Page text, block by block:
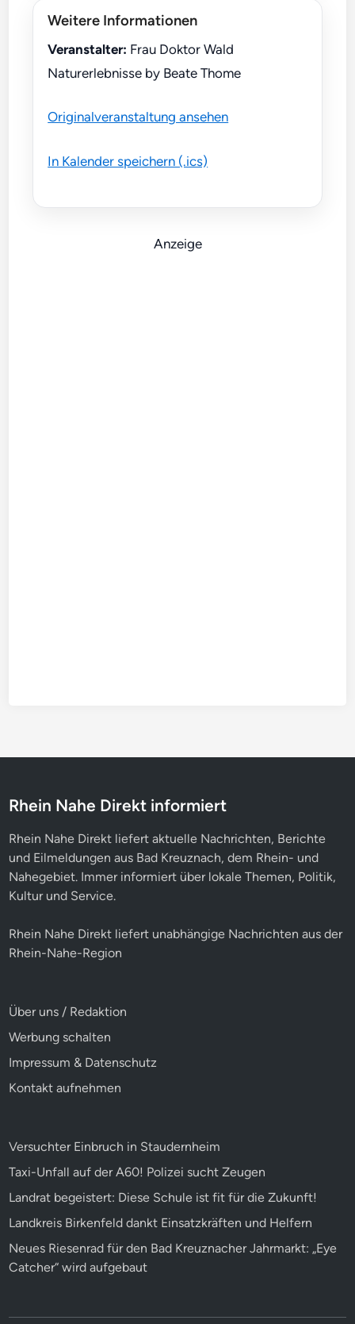
Weitere Informationen
Veranstalter: Frau Doktor Wald
Naturerlebnisse by Beate Thome
Originalveranstaltung ansehen
In Kalender speichern (.ics)
Anzeige
Rhein Nahe Direkt informiert
Rhein Nahe Direkt liefert aktuelle Nachrichten, Berichte
und Eilmeldungen aus Bad Kreuznach, dem Rhein- und
Nahegebiet. Immer informiert über lokale Themen, Politik,
Kultur und Service.
Rhein Nahe Direkt liefert unabhängige Nachrichten aus der
Rhein-Nahe-Region
Über uns / Redaktion
Werbung schalten
Impressum & Datenschutz
Kontakt aufnehmen
Versuchter Einbruch in Staudernheim
Taxi-Unfall auf der A60! Polizei sucht Zeugen
Landrat begeistert: Diese Schule ist fit für die Zukunft!
Landkreis Birkenfeld dankt Einsatzkräften und Helfern
Neues Riesenrad für den Bad Kreuznacher Jahrmarkt: „Eye
Catcher“ wird aufgebaut